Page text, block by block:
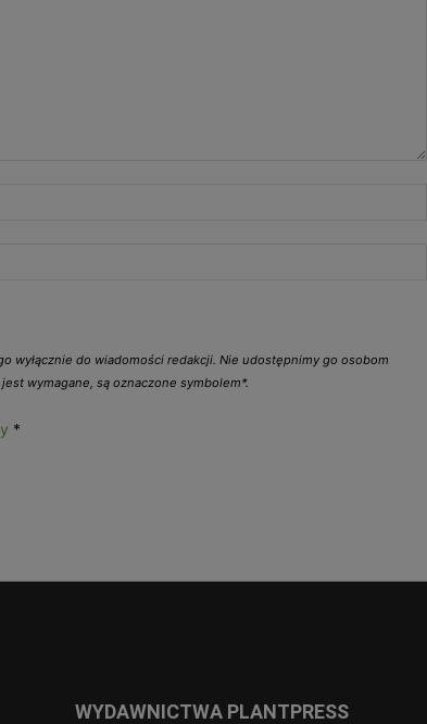
wyłącznie do wiadomości redakcji. Nie udostępnimy go osobom
wymagane, są oznaczone symbolem*.
*
WYDAWNICTWA PLANTPRESS